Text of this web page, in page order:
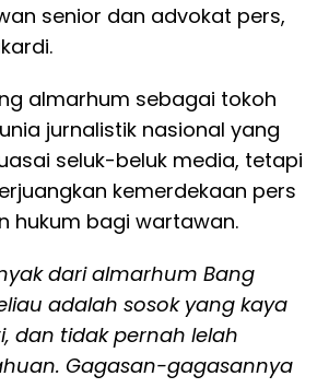
senior dan advokat pers,
almarhum sebagai tokoh
jurnalistik nasional yang
seluk-beluk media, tetapi
kemerdekaan pers
hukum bagi wartawan.
dari almarhum Bang
adalah sosok yang kaya
dan tidak pernah lelah
Gagasan-gagasannya